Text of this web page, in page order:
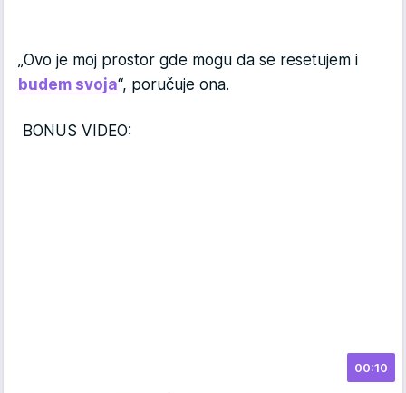
„Ovo je moj prostor gde mogu da se resetujem i
budem svoja“, poručuje ona.
BONUS VIDEO:
00:10